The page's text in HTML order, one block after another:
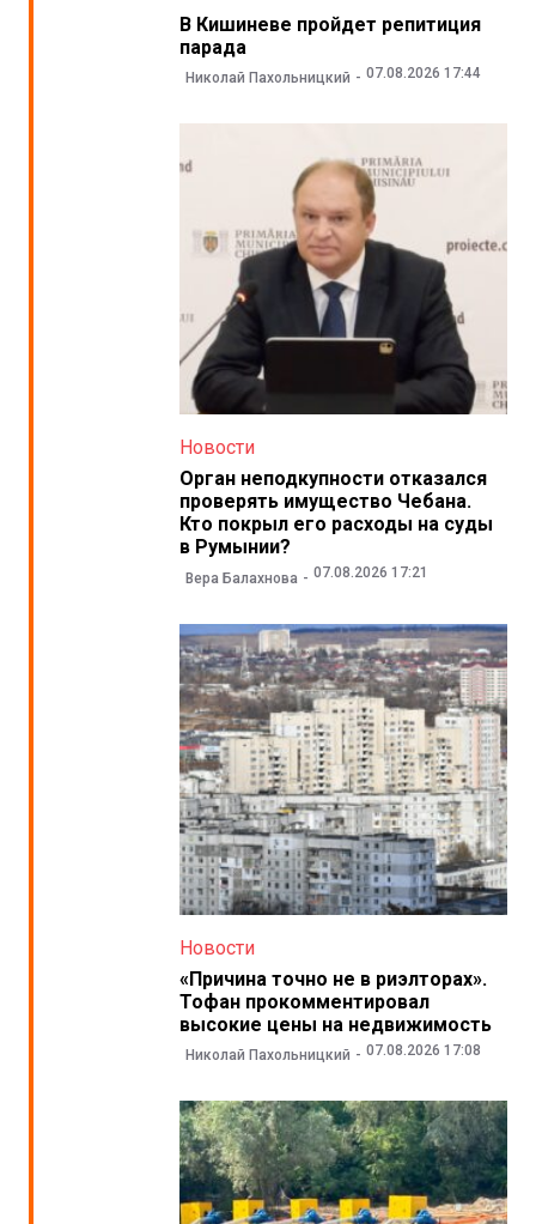
В Кишиневе пройдет репитиция
парада
Николай Пахольницкий 07.08.2026 17:44
Новости
Орган неподкупности отказался
проверять имущество Чебана.
Кто покрыл его расходы на суды
в Румынии?
Вера Балахнова 07.08.2026 17:21
Новости
«Причина точно не в риэлторах».
Тофан прокомментировал
высокие цены на недвижимость
Николай Пахольницкий 07.08.2026 17:08